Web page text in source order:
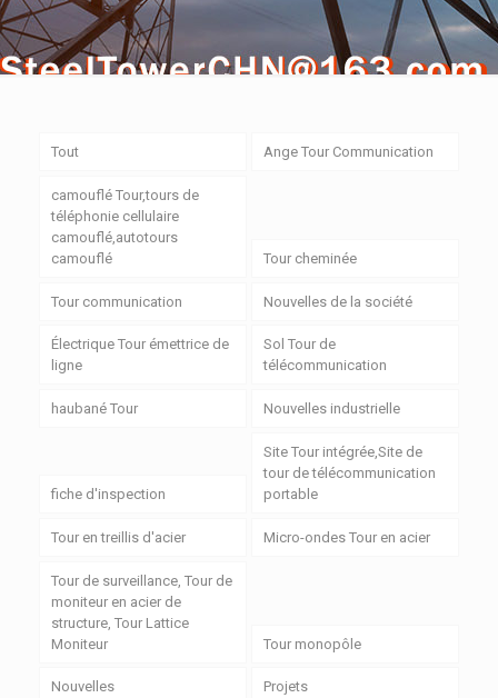
Tout Ange Tour Communication
camouflé Tour,tours de
téléphonie cellulaire
camouflé,autotours
camouflé
Tour cheminée
Tour communication Nouvelles de la société
Électrique Tour émettrice de
ligne
Sol Tour de
télécommunication
haubané Tour Nouvelles industrielle
fiche d'inspection
Site Tour intégrée,Site de
tour de télécommunication
portable
Tour en treillis d'acier Micro-ondes Tour en acier
Tour de surveillance, Tour de
moniteur en acier de
structure, Tour Lattice
Moniteur
Tour monopôle
Nouvelles Projets